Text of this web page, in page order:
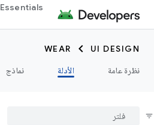
Essentials
UI DESIGN
WEAR
نظرة عامة
الأدلة نماذج